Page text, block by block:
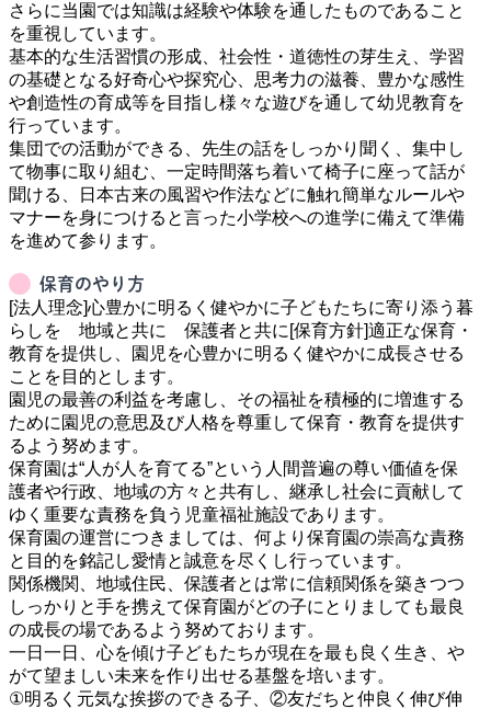
さらに当園では知識は経験や体験を通したものであること
を重視しています。
基本的な生活習慣の形成、社会性・道徳性の芽生え、学習
の基礎となる好奇心や探究心、思考力の滋養、豊かな感性
や創造性の育成等を目指し様々な遊びを通して幼児教育を
行っています。
集団での活動ができる、先生の話をしっかり聞く、集中し
て物事に取り組む、一定時間落ち着いて椅子に座って話が
聞ける、日本古来の風習や作法などに触れ簡単なルールや
マナーを身につけると言った小学校への進学に備えて準備
保育のやり方
[法人理念]心豊かに明るく健やかに子どもたちに寄り添う暮
らしを　地域と共に　保護者と共に[保育方針]適正な保育・
教育を提供し、園児を心豊かに明るく健やかに成長させる
ことを目的とします。
園児の最善の利益を考慮し、その福祉を積極的に増進する
ために園児の意思及び人格を尊重して保育・教育を提供す
るよう努めます。
保育園は“人が人を育てる”という人間普遍の尊い価値を保
護者や行政、地域の方々と共有し、継承し社会に貢献して
ゆく重要な責務を負う児童福祉施設であります。
保育園の運営につきましては、何より保育園の崇高な責務
と目的を銘記し愛情と誠意を尽くし行っています。
関係機関、地域住民、保護者とは常に信頼関係を築きつつ
しっかりと手を携えて保育園がどの子にとりましても最良
の成長の場であるよう努めております。
一日一日、心を傾け子どもたちが現在を最も良く生き、や
がて望ましい未来を作り出せる基盤を培います。
①明るく元気な挨拶のできる子、②友だちと仲良く伸び伸